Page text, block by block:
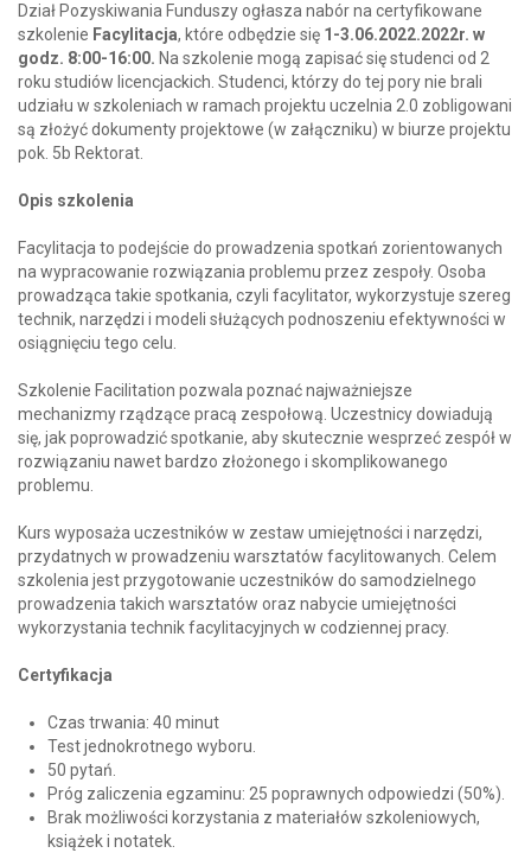
Dział Pozyskiwania Funduszy ogłasza nabór na certyfikowane
szkolenie Facylitacja, które odbędzie się 1-3.06.2022.2022r. w
godz. 8:00-16:00. Na szkolenie mogą zapisać się studenci od 2
roku studiów licencjackich. Studenci, którzy do tej pory nie brali
udziału w szkoleniach w ramach projektu uczelnia 2.0 zobligowani
są złożyć dokumenty projektowe (w załączniku) w biurze projektu
pok. 5b Rektorat.
Opis szkolenia
Facylitacja to podejście do prowadzenia spotkań zorientowanych
na wypracowanie rozwiązania problemu przez zespoły. Osoba
prowadząca takie spotkania, czyli facylitator, wykorzystuje szereg
technik, narzędzi i modeli służących podnoszeniu efektywności w
osiągnięciu tego celu.
Szkolenie Facilitation pozwala poznać najważniejsze
mechanizmy rządzące pracą zespołową. Uczestnicy dowiadują
się, jak poprowadzić spotkanie, aby skutecznie wesprzeć zespół w
rozwiązaniu nawet bardzo złożonego i skomplikowanego
problemu.
Kurs wyposaża uczestników w zestaw umiejętności i narzędzi,
przydatnych w prowadzeniu warsztatów facylitowanych. Celem
szkolenia jest przygotowanie uczestników do samodzielnego
prowadzenia takich warsztatów oraz nabycie umiejętności
wykorzystania technik facylitacyjnych w codziennej pracy.
Certyfikacja
Czas trwania: 40 minut
Test jednokrotnego wyboru.
50 pytań.
Próg zaliczenia egzaminu: 25 poprawnych odpowiedzi (50%).
Brak możliwości korzystania z materiałów szkoleniowych,
książek i notatek.